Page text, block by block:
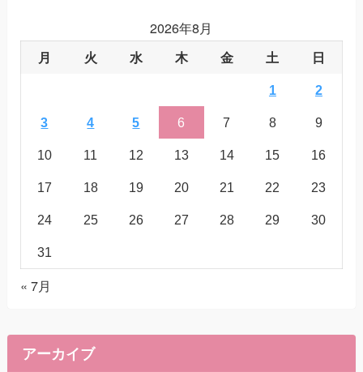
2026年8月
月 火 水 木 金 土 日
1 2
3 4 5 6 7 8 9
10 11 12 13 14 15 16
17 18 19 20 21 22 23
24 25 26 27 28 29 30
31
« 7月
アーカイブ